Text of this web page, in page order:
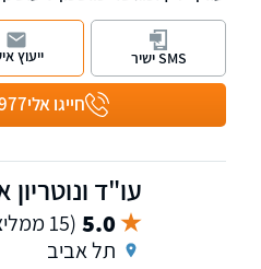
האזרחי-מסחרי ומתמקד
משפטית, מקרקעין, חוזים,
הליכי גישור ובוררות.
חייגו אלי
SMS ישיר ייעוץ
עו"ד ונוטריון
5.0 (15 ממליצים)
תל אביב